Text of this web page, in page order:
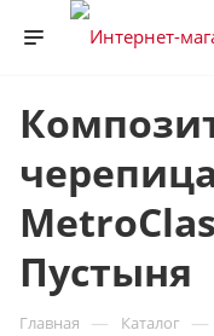
Пустыня
Главная — Каталог —